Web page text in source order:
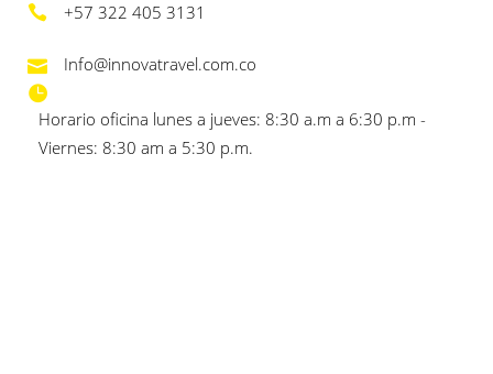
+57 322 405 3131
Info@innovatravel.com.co
Horario oficina lunes a jueves: 8:30 a.m a 6:30 p.m -
Viernes: 8:30 am a 5:30 p.m.